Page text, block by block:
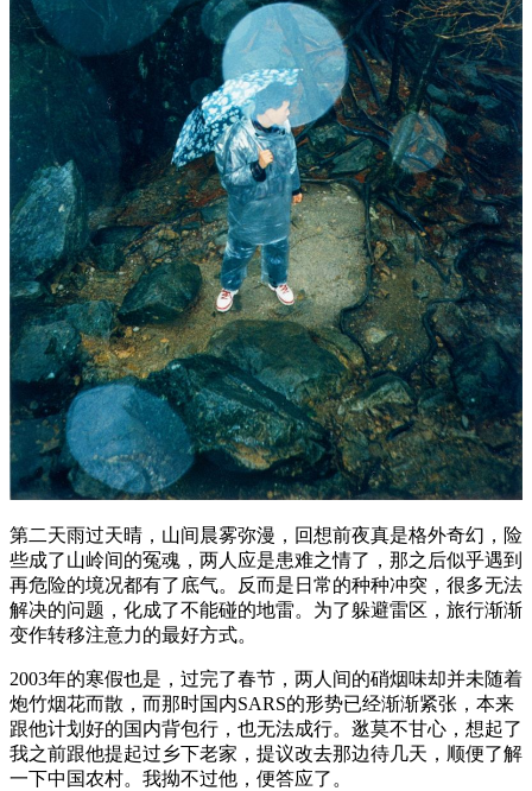
第二天雨过天晴，山间晨雾弥漫，回想前夜真是格外奇幻，险
些成了山岭间的冤魂，两人应是患难之情了，那之后似乎遇到
再危险的境况都有了底气。反而是日常的种种冲突，很多无法
解决的问题，化成了不能碰的地雷。为了躲避雷区，旅行渐渐
变作转移注意力的最好方式。
2003年的寒假也是，过完了春节，两人间的硝烟味却并未随着
炮竹烟花而散，而那时国内SARS的形势已经渐渐紧张，本来
跟他计划好的国内背包行，也无法成行。逖莫不甘心，想起了
我之前跟他提起过乡下老家，提议改去那边待几天，顺便了解
一下中国农村。我拗不过他，便答应了。